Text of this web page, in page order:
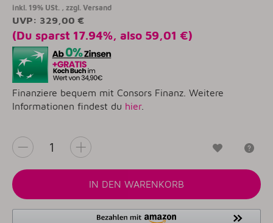
inkl. 19% USt. , zzgl. Versand
UVP: 329,00 €
(Du sparst 17.94%, also 59,01 €)
Finanziere bequem mit Consors Finanz. Weitere
Informationen findest du hier.
IN DEN WARENKORB